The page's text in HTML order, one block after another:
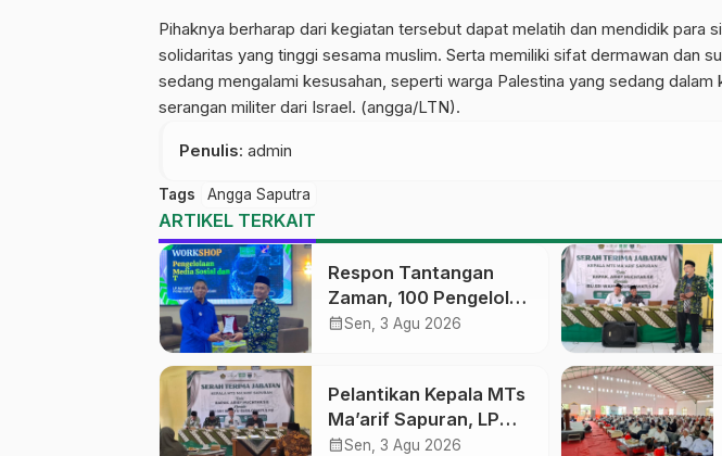
Pihaknya berharap dari kegiatan tersebut dapat melatih dan mendidik para
solidaritas yang tinggi sesama muslim. Serta memiliki sifat dermawan dan
sedang mengalami kesusahan, seperti warga Palestina yang sedang dalam
serangan militer dari Israel. (angga/LTN).
Penulis: admin
Tags Angga Saputra
ARTIKEL TERKAIT
Respon Tantangan
Zaman, 100 Pengelola
Medsos Sekolah
Digital
calendar_monthSen, 3 Agu 2026
Pelantikan Kepala MTs
Ma’arif Sapuran, LP
Ma’arif NU Wonosobo
calendar_monthSen, 3 Agu 2026